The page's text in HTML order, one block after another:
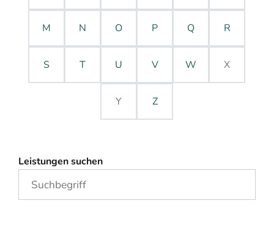
M N O P Q R
S T U V W X
Y Z
Leistungen suchen